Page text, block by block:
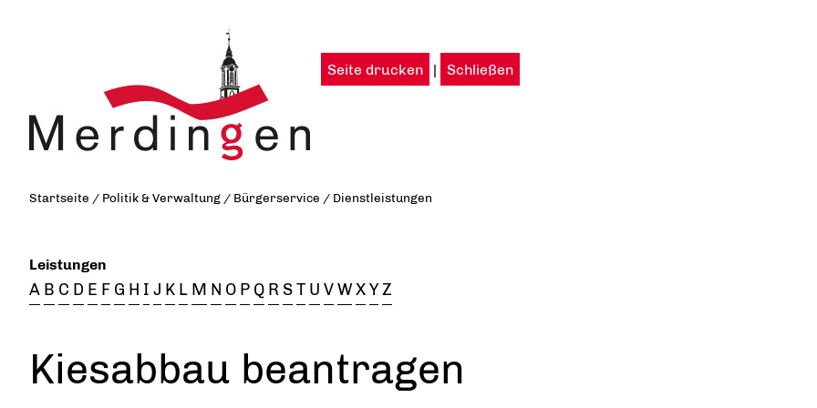
Seite drucken | Schließen
Startseite / Politik & Verwaltung / Bürgerservice / Dienstleistungen
Leistungen
A B C D E F G H I J K L M N O P Q R ST U VWXYZ
Kiesabbau beantragen